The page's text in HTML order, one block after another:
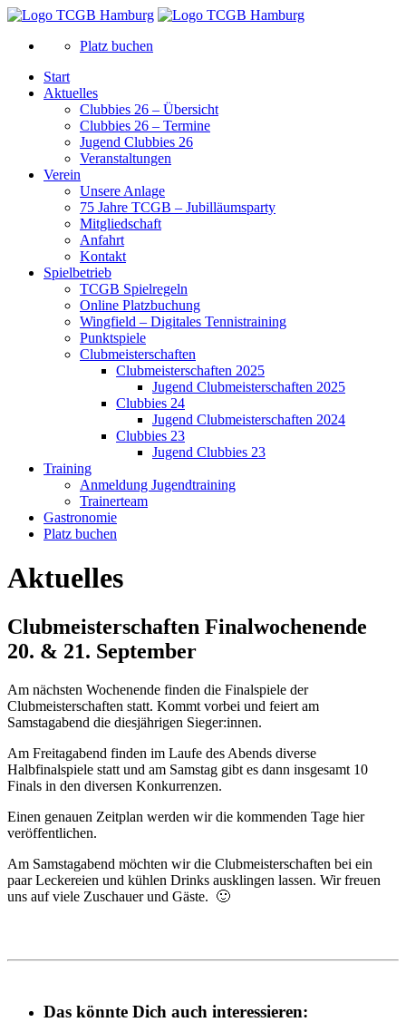
Platz buchen
Start
Aktuelles
Clubbies 26 – Übersicht
Clubbies 26 – Termine
Jugend Clubbies 26
Veranstaltungen
Verein
Unsere Anlage
75 Jahre TCGB – Jubilläumsparty
Mitgliedschaft
Anfahrt
Kontakt
Spielbetrieb
TCGB Spielregeln
Online Platzbuchung
Wingfield – Digitales Tennistraining
Punktspiele
Clubmeisterschaften
Clubmeisterschaften 2025
Jugend Clubmeisterschaften 2025
Clubbies 24
Jugend Clubmeisterschaften 2024
Clubbies 23
Jugend Clubbies 23
Training
Anmeldung Jugendtraining
Trainerteam
Gastronomie
Platz buchen
Aktuelles
Clubmeisterschaften Finalwochenende
20. & 21. September
Am nächsten Wochenende finden die Finalspiele der
Clubmeisterschaften statt. Kommt vorbei und feiert am
Samstagabend die diesjährigen Sieger:innen.
Am Freitagabend finden im Laufe des Abends diverse
Halbfinalspiele statt und am Samstag gibt es dann insgesamt 10
Finals in den diversen Konkurrenzen.
Einen genauen Zeitplan werden wir die kommenden Tage hier
veröffentlichen.
Am Samstagabend möchten wir die Clubmeisterschaften bei ein
paar Leckereien und kühlen Drinks ausklingen lassen. Wir freuen
uns auf viele Zuschauer und Gäste. 🙂
Das könnte Dich auch interessieren: